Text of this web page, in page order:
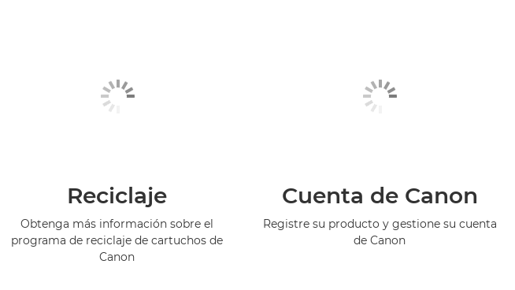
Reciclaje
Obtenga más información sobre el
programa de reciclaje de cartuchos de
Canon
Cuenta de Canon
Registre su producto y gestione su cuenta
de Canon